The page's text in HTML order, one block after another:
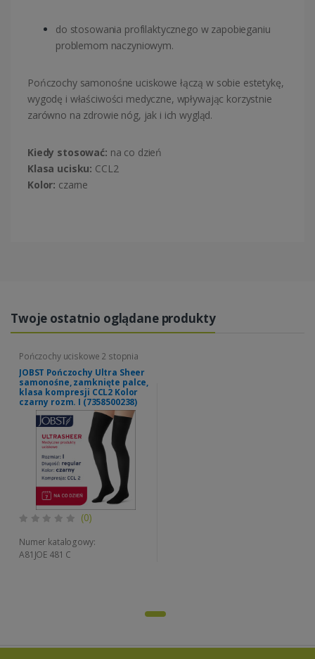
do stosowania profilaktycznego w zapobieganiu
problemom naczyniowym.
Pończochy samonośne uciskowe łączą w sobie estetykę,
wygodę i właściwości medyczne, wpływając korzystnie
zarówno na zdrowie nóg, jak i ich wygląd.
Kiedy stosować: na co dzień
Klasa ucisku: CCL2
Kolor: czarne
Twoje ostatnio oglądane produkty
Pończochy uciskowe 2 stopnia
JOBST Pończochy Ultra Sheer
samonośne, zamknięte palce,
klasa kompresji CCL2 Kolor
czarny rozm. I (7358500238)
(0)
Numer katalogowy:
A81JOE 481 C